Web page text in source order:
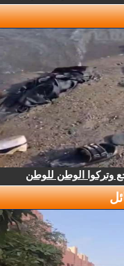
وتركوا الوطن للوطن